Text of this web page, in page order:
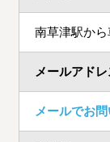
南草津駅か
メールアドレ
メールでお